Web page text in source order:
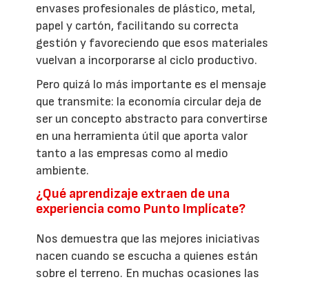
envases profesionales de plástico, metal,
papel y cartón, facilitando su correcta
gestión y favoreciendo que esos materiales
vuelvan a incorporarse al ciclo productivo.
Pero quizá lo más importante es el mensaje
que transmite: la economía circular deja de
ser un concepto abstracto para convertirse
en una herramienta útil que aporta valor
tanto a las empresas como al medio
ambiente.
¿Qué aprendizaje extraen de una
experiencia como Punto Implícate?
Nos demuestra que las mejores iniciativas
nacen cuando se escucha a quienes están
sobre el terreno. En muchas ocasiones las